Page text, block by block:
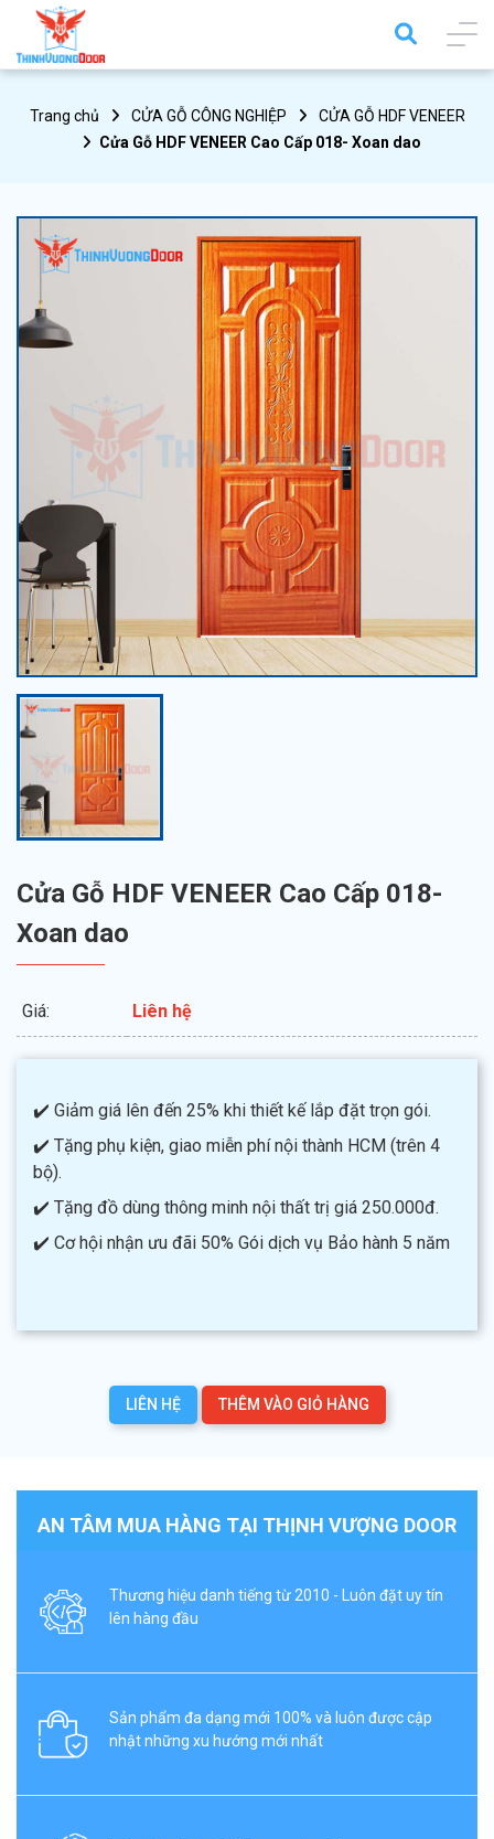
Trang chủ CỬA GỖ CÔNG NGHIỆP
CỬA GỖ HDF VENEER
Cửa Gỗ HDF VENEER Cao Cấp 018- Xoan dao
Cửa Gỗ HDF VENEER Cao Cấp 018-
Xoan dao
Giá: Liên hệ
✔️ Giảm giá lên đến 25% khi thiết kế lắp đặt trọn gói.
✔️ Tặng phụ kiện, giao miễn phí nội thành HCM (trên 4
bộ).
✔️ Tặng đồ dùng thông minh nội thất trị giá 250.000đ.
✔️ Cơ hội nhận ưu đãi 50% Gói dịch vụ Bảo hành 5 năm
LIÊN HỆ THÊM VÀO GIỎ HÀNG
AN TÂM MUA HÀNG TẠI THỊNH VƯỢNG DOOR
Thương hiệu danh tiếng từ 2010 - Luôn đặt uy tín
lên hàng đầu
Sản phẩm đa dạng mới 100% và luôn được cập
nhật những xu hướng mới nhất